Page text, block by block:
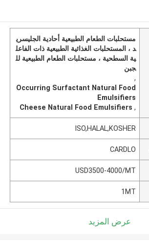
مستحلبات الطعام الطبيعية أحادية الجليسري
د ، المستحلبات الغذائية الطبيعية ذات الفاعل
ية السطحية ، مستحلبات الطعام الطبيعية لل
جبن
,
Occurring Surfactant Natural Food
Emulsifiers
,
Cheese Natural Food Emulsifiers
ISO,HALAL,KOSHER
CARDLO
USD3500-4000/MT
1MT
عرض المزيد